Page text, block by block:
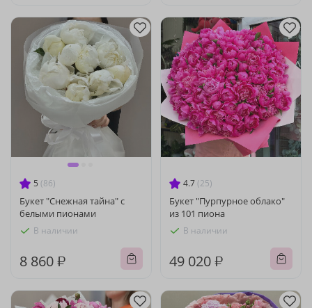
5 (86)
Букет "Снежная тайна" с
белыми пионами
В наличии
8 860 ₽
4.7 (25)
Букет "Пурпурное облако"
из 101 пиона
В наличии
49 020 ₽